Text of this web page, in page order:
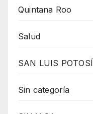
Quintana Roo
Salud
SAN LUIS POTOSÍ
Sin categoría